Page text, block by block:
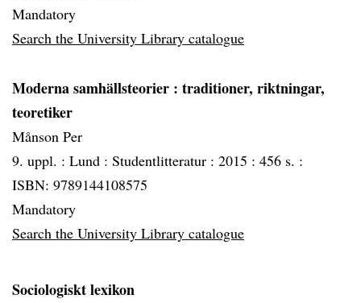
Mandatory
Search the University Library catalogue
Moderna samhällsteorier : traditioner, riktningar,
teoretiker
Månson Per
9. uppl. : Lund : Studentlitteratur : 2015 : 456 s. :
ISBN: 9789144108575
Mandatory
Search the University Library catalogue
Sociologiskt lexikon